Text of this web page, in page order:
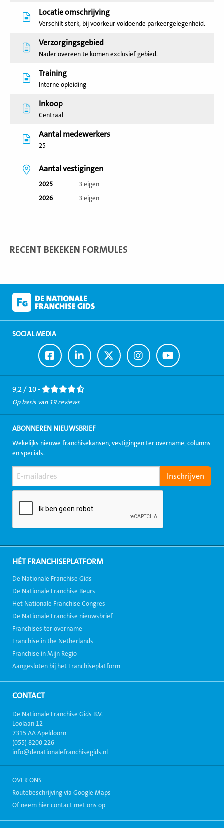
Locatie omschrijving
Verschilt sterk, bij voorkeur voldoende parkeergelegenheid.
Verzorgingsgebied
Nader overeen te komen exclusief gebied.
Training
Interne opleiding
Inkoop
Centraal
Aantal medewerkers
25
Aantal vestigingen
2025
3 eigen
2026
3 eigen
RECENT BEKEKEN FORMULES
SOCIAL MEDIA
Ga
naar
Facebook
Ga
naar
LinkedIn
Ga
naar
Twitter
Ga
naar
Instagram
Ga
naar
Youtube
9,2 / 10 -
Op basis van 19 reviews
ABONNEREN NIEUWSBRIEF
Wekelijks nieuwe franchisekansen, vestigingen ter overname, columns
en specials.
HÉT FRANCHISEPLATFORM
De Nationale Franchise Gids
De Nationale Franchise Beurs
Het Nationale Franchise Congres
De Nationale Franchise nieuwsbrief
Franchises ter overname
Franchise in the Netherlands
Franchise in Mijn Regio
Aangesloten bij het Franchiseplatform
CONTACT
De Nationale Franchise Gids B.V.
Loolaan 12
7315 AA Apeldoorn
(055) 8200 226
info@denationalefranchisegids.nl
OVER ONS
Routebeschrijving via Google Maps
Of neem hier contact met ons op